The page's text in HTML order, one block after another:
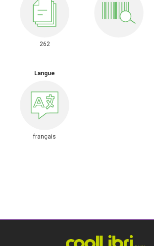
262
Langue
français